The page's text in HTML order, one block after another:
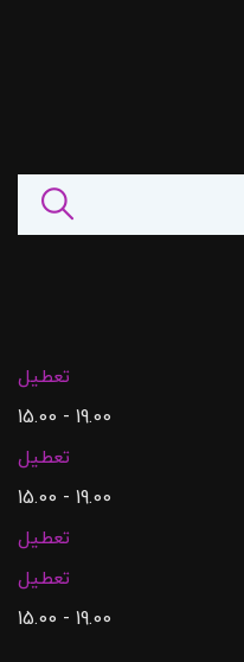
تعطیل
19.00 - 15.00
تعطیل
19.00 - 15.00
تعطیل
تعطیل
19.00 - 15.00